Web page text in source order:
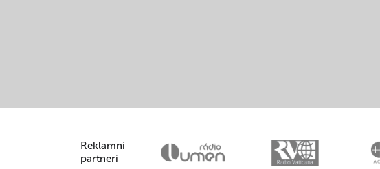
Reklamní
partneri